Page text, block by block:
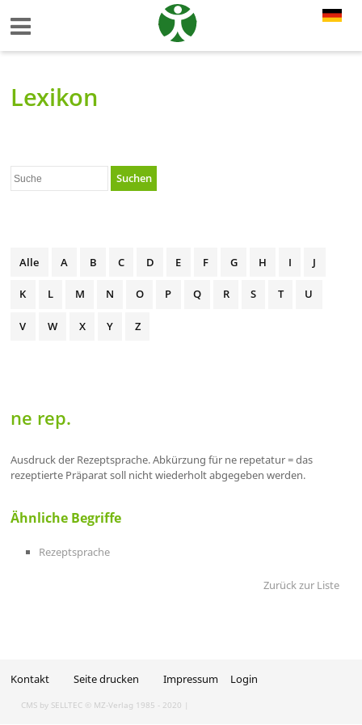
Lexikon
Suchen
Alle A B C D E F G H I J
K L M N O P Q R S T U
V W X Y Z
ne rep.
Ausdruck der Rezeptsprache. Abkürzung für ne repetatur = das
rezeptierte Präparat soll nicht wiederholt abgegeben werden.
Ähnliche Begriffe
Rezeptsprache
Zurück zur Liste
Kontakt Seite drucken Impressum Login
CMS by SELLTEC © MZ-Verlag 1985 - 2020 |